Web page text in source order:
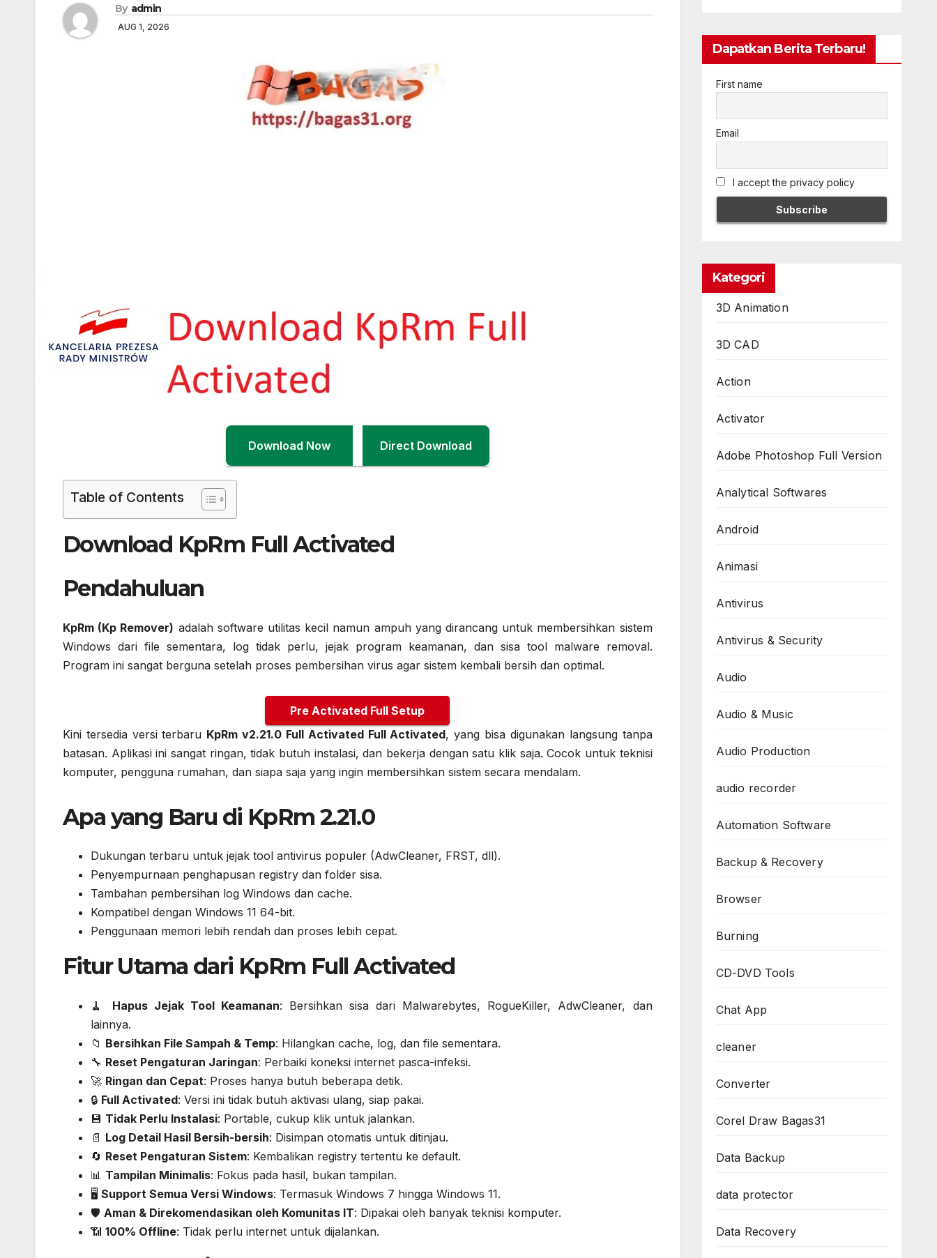
By admin
AUG 1, 2026
Download Now Direct Download
Table of Contents
Download KpRm Full Activated
Pendahuluan
KpRm (Kp Remover) adalah software utilitas kecil namun ampuh yang dirancang untuk membersihkan sistem
Windows dari file sementara, log tidak perlu, jejak program keamanan, dan sisa tool malware removal.
Program ini sangat berguna setelah proses pembersihan virus agar sistem kembali bersih dan optimal.
Pre Activated Full Setup
Kini tersedia versi terbaru KpRm v2.21.0 Full Activated Full Activated, yang bisa digunakan langsung tanpa
batasan. Aplikasi ini sangat ringan, tidak butuh instalasi, dan bekerja dengan satu klik saja. Cocok untuk teknisi
komputer, pengguna rumahan, dan siapa saja yang ingin membersihkan sistem secara mendalam.
Apa yang Baru di KpRm 2.21.0
Dukungan terbaru untuk jejak tool antivirus populer (AdwCleaner, FRST, dll).
Penyempurnaan penghapusan registry dan folder sisa.
Tambahan pembersihan log Windows dan cache.
Kompatibel dengan Windows 11 64-bit.
Penggunaan memori lebih rendah dan proses lebih cepat.
Fitur Utama dari KpRm Full Activated
🧹 Hapus Jejak Tool Keamanan: Bersihkan sisa dari Malwarebytes, RogueKiller, AdwCleaner, dan
lainnya.
📁 Bersihkan File Sampah & Temp: Hilangkan cache, log, dan file sementara.
🔧 Reset Pengaturan Jaringan: Perbaiki koneksi internet pasca-infeksi.
🚀 Ringan dan Cepat: Proses hanya butuh beberapa detik.
🔒 Full Activated: Versi ini tidak butuh aktivasi ulang, siap pakai.
💾 Tidak Perlu Instalasi: Portable, cukup klik untuk jalankan.
📄 Log Detail Hasil Bersih-bersih: Disimpan otomatis untuk ditinjau.
🔄 Reset Pengaturan Sistem: Kembalikan registry tertentu ke default.
📊 Tampilan Minimalis: Fokus pada hasil, bukan tampilan.
🖥️ Support Semua Versi Windows: Termasuk Windows 7 hingga Windows 11.
🛡️ Aman & Direkomendasikan oleh Komunitas IT: Dipakai oleh banyak teknisi komputer.
📶 100% Offline: Tidak perlu internet untuk dijalankan.
Dapatkan Berita Terbaru!
First name
Email
I accept the privacy policy
Kategori
3D Animation
3D CAD
Action
Activator
Adobe Photoshop Full Version
Analytical Softwares
Android
Animasi
Antivirus
Antivirus & Security
Audio
Audio & Music
Audio Production
audio recorder
Automation Software
Backup & Recovery
Browser
Burning
CD-DVD Tools
Chat App
cleaner
Converter
Corel Draw Bagas31
Data Backup
data protector
Data Recovery